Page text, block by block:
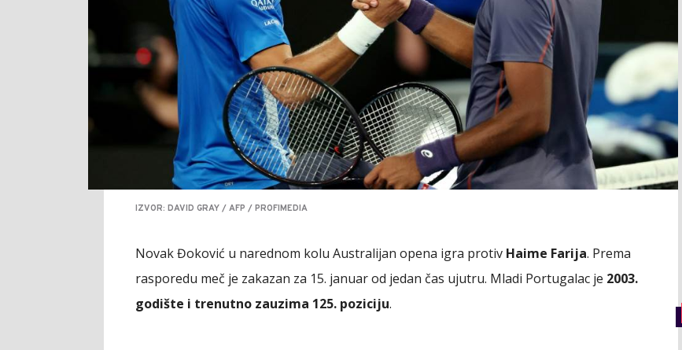
IZVOR: DAVID GRAY / AFP / PROFIMEDIA
Novak Đoković u narednom kolu Australijan opena igra protiv Haime Farija. Prema
rasporedu meč je zakazan za 15. januar od jedan čas ujutru. Mladi Portugalac je 2003.
godište i trenutno zauzima 125. poziciju.